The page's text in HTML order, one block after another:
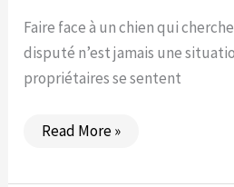
Faire face à un chien qui
disputé n’est jamais une
propriétaires se sentent
Mon
Read More »